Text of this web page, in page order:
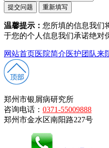
温馨提示： 您所填的信息我们
于您的个人信息我们承诺绝对
网站首页医院简介医护团队来
郑州市银屑病研究所
咨询电话： 0371-55009888
郑州市金水区南阳路227号